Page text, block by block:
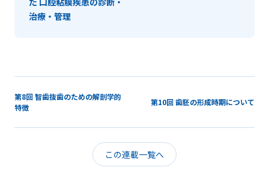
治療・管理
第8回 智歯抜歯のための解剖学的
特徴
第10回 歯胚の形成時期について
この連載一覧へ